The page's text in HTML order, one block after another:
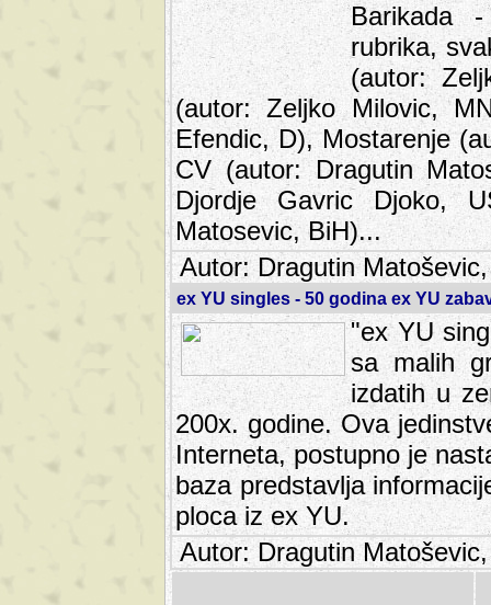
Barikada
rubrika,
(autor:
(autor: Zeljko Milovic,
Efendic, D), Mostarenje
CV (autor: Dragutin
Djordje Gavric Djoko,
Matosevic, BiH)...
Autor: Dragutin
ex YU singles - 50 godina ex YU
"ex YU
sa malih
izdatih u
200x. godine. Ova
Interneta, postupno je
baza predstavlja
ploca iz ex YU.
Autor: Dragutin